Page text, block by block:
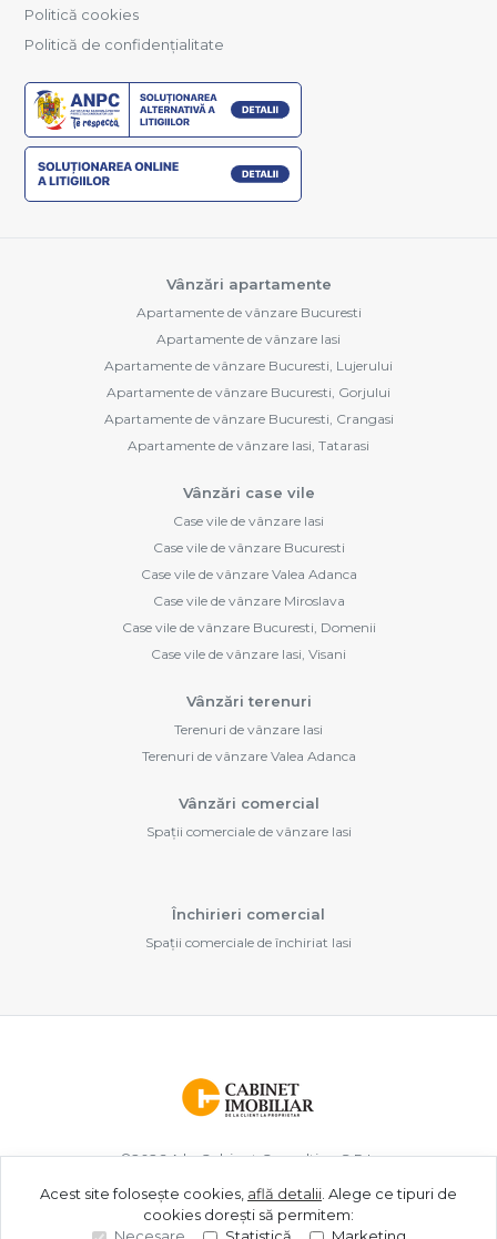
Politică cookies
Politică de confidențialitate
Vânzări apartamente
Apartamente de vânzare Bucuresti
Apartamente de vânzare Iasi
Apartamente de vânzare Bucuresti, Lujerului
Apartamente de vânzare Bucuresti, Gorjului
Apartamente de vânzare Bucuresti, Crangasi
Apartamente de vânzare Iasi, Tatarasi
Vânzări case vile
Case vile de vânzare Iasi
Case vile de vânzare Bucuresti
Case vile de vânzare Valea Adanca
Case vile de vânzare Miroslava
Case vile de vânzare Bucuresti, Domenii
Case vile de vânzare Iasi, Visani
Vânzări terenuri
Terenuri de vânzare Iasi
Terenuri de vânzare Valea Adanca
Vânzări comercial
Spații comerciale de vânzare Iasi
Închirieri comercial
Spații comerciale de închiriat Iasi
©2026A.b. Cabinet Consulting S.R.L.
Site creat în
Acest site folosește cookies, află detalii Alege ce tipuri de
cookies dorești să permitem: